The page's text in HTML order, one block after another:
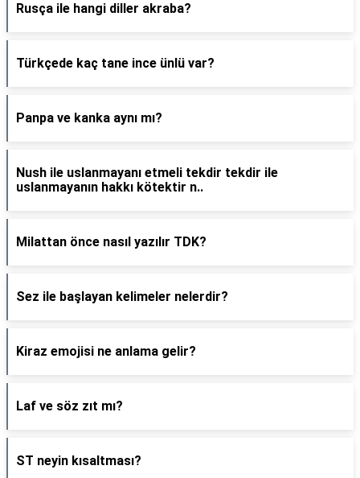
Rusça ile hangi diller akraba?
Türkçede kaç tane ince ünlü var?
Panpa ve kanka aynı mı?
Nush ile uslanmayanı etmeli tekdir tekdir ile
uslanmayanın hakkı kötektir n..
Milattan önce nasıl yazılır TDK?
Sez ile başlayan kelimeler nelerdir?
Kiraz emojisi ne anlama gelir?
Laf ve söz zıt mı?
ST neyin kısaltması?